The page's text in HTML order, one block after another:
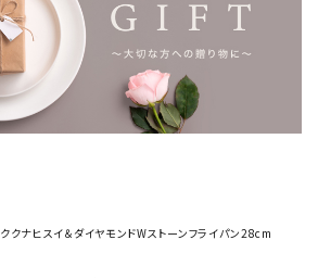
ククナヒスイ＆ダイヤモンドWストーンフライパン28cm